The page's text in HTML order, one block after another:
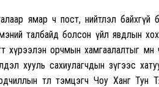
ямар ч пост, нийтлэл байхгүй
талбайд болсон үйл явдлын
орчмын хамгаалалтыг мөн
хууль сахиулагчдын зүгээс
төлөө тэмцэгч Чоу Ханг Тун